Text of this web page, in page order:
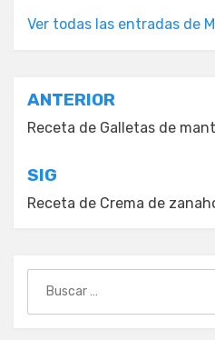
Ver todas las entradas de
Navegación
de
entradas
ANTERIOR
Receta de Galletas de
SIG
Receta de Crema de